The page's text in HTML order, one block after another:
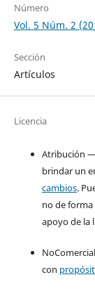
Número
Vol. 5 Núm. 2
Sección
Artículos
Licencia
Atribución
brindar un
cambios.
no de
apoyo de la
con